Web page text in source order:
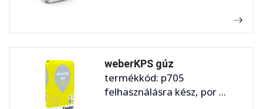
weberKPS gúz
termékkód: p705
felhasználásra kész, por ...